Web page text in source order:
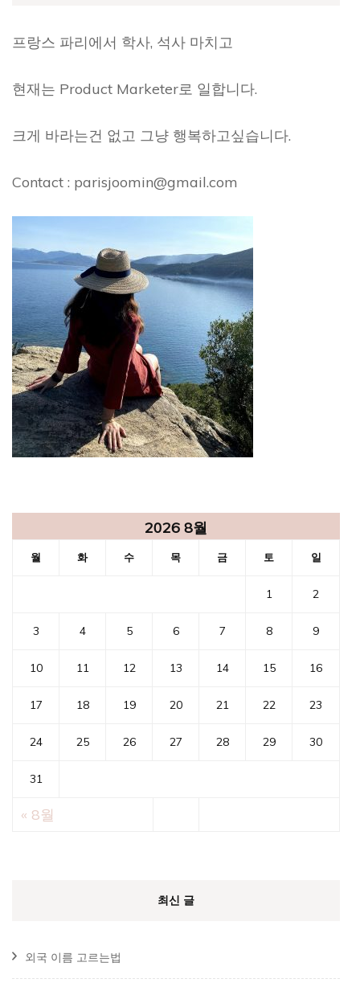
프랑스 파리에서 학사, 석사 마치고
현재는 Product Marketer로 일합니다.
크게 바라는건 없고 그냥 행복하고싶습니다.
Contact : parisjoomin@gmail.com
2026 8월
월 화 수 목 금 토 일
1 2
3 4 5 6 7 8 9
10 11 12 13 14 15 16
17 18 19 20 21 22 23
24 25 26 27 28 29 30
31
« 8월
최신 글
외국 이름 고르는법